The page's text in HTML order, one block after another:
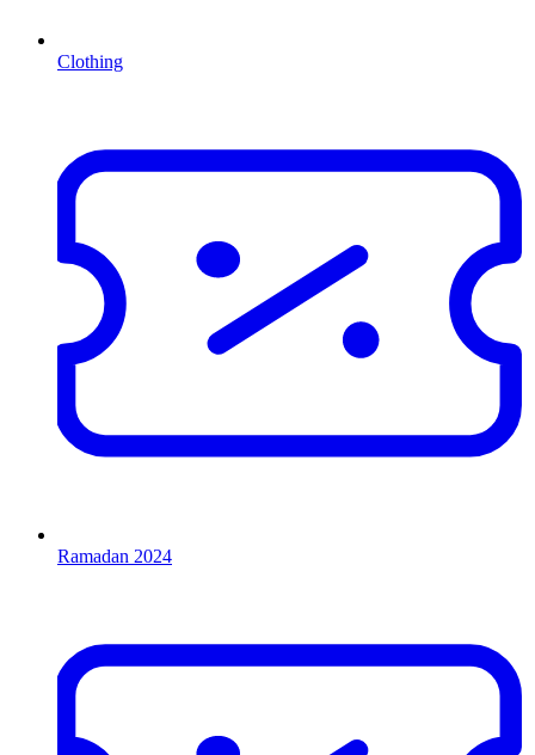
Clothing
Ramadan 2024